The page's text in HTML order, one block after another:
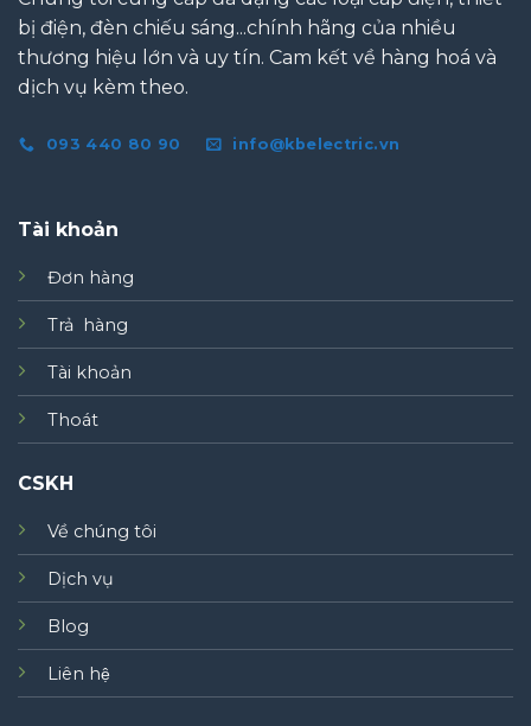
bị điện, đèn chiếu sáng...chính hãng của nhiều
thương hiệu lớn và uy tín. Cam kết về hàng hoá và
dịch vụ kèm theo.
093 440 80 90 info@kbelectric.vn
Tài khoản
Đơn hàng
Trả hàng
Tài khoản
Thoát
CSKH
Về chúng tôi
Dịch vụ
Blog
Liên hệ